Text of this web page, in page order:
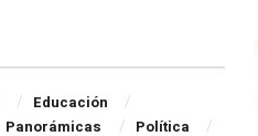
Educación
Panorámicas
Política